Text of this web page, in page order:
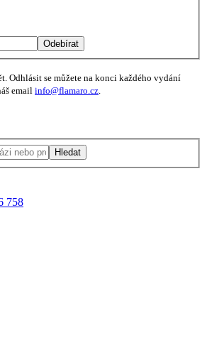
Odebírat
Odhlásit se můžete na konci každého vydání
email info@flamaro.cz.
Hledat
758